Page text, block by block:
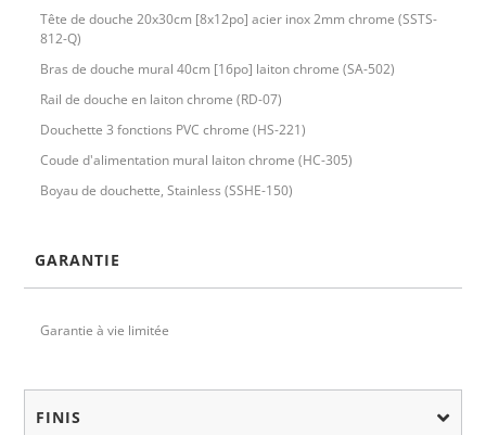
Tête de douche 20x30cm [8x12po] acier inox 2mm chrome (SSTS-
812-Q)
Bras de douche mural 40cm [16po] laiton chrome (SA-502)
Rail de douche en laiton chrome (RD-07)
Douchette 3 fonctions PVC chrome (HS-221)
Coude d'alimentation mural laiton chrome (HC-305)
Boyau de douchette, Stainless (SSHE-150)
GARANTIE
Garantie à vie limitée
FINIS